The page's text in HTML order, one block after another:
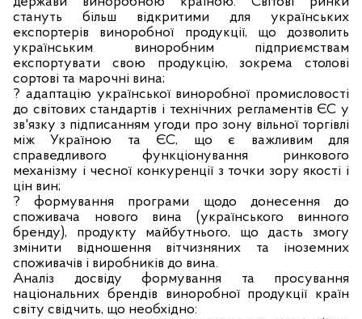
стануть більш відкритими для українських
експортерів виноробної продукції, що дозволить
українським виноробним підприємствам
експортувати свою продукцію, зокрема столові
сортові та марочні вина;
? адаптацію української виноробної промисловості
до світових стандартів і технічних регламентів ЄС у
зв'язку з підписанням угоди про зону вільної торгівлі
між Україною та ЄС, що є важливим для
справедливого функціонування ринкового
механізму і чесної конкуренції з точки зору якості і
цін вин;
? формування програми щодо донесення до
споживача нового вина (українського винного
бренду), продукту майбутнього, що дасть змогу
змінити відношення вітчизняних та іноземних
споживачів і виробників до вина.
Аналіз досвіду формування та просування
національних брендів виноробної продукції країн
світу свідчить, що необхідно: